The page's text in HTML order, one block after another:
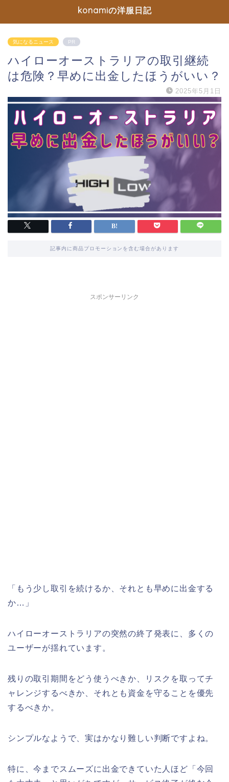
konamiの洋服日記
気になるニュース PR
ハイローオーストラリアの取引継続
は危険？早めに出金したほうがいい？
2025年5月1日
記事内に商品プロモーションを含む場合があります
スポンサーリンク
「もう少し取引を続けるか、それとも早めに出金する
か…」
ハイローオーストラリアの突然の終了発表に、多くの
ユーザーが揺れています。
残りの取引期間をどう使うべきか、リスクを取ってチ
ャレンジするべきか、それとも資金を守ることを優先
するべきか。
シンプルなようで、実はかなり難しい判断ですよね。
特に、今までスムーズに出金できていた人ほど「今回